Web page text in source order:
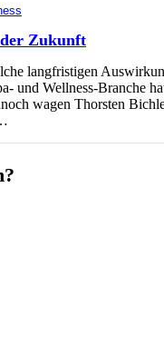
Zukunft
langfristigen
und Wellness-Branche
wagen Thorsten